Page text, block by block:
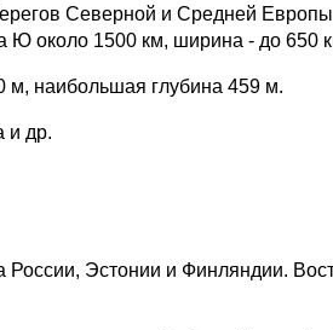
Северной и Средней
Ю около 1500 км, ширина - до 650
м, наибольшая глубина 459 м.
и др.
Эстонии и Финляндии.